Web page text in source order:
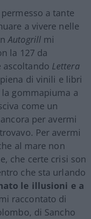
a tante
a vivere nelle
Autogrill mi
la 127 da
ascoltando Lettera
di vinili e libri
gommapiuma a
come un
per avermi
Per avermi
al mare non
che certe crisi son
che sta urlando
le illusioni e a
raccontato di
di Sancho